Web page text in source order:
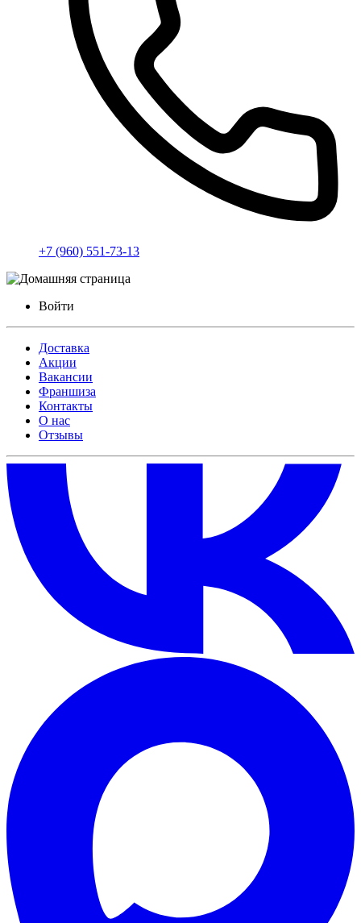
+7 (960) 551-73-13
Войти
Доставка
Акции
Вакансии
Франшиза
Контакты
О нас
Отзывы